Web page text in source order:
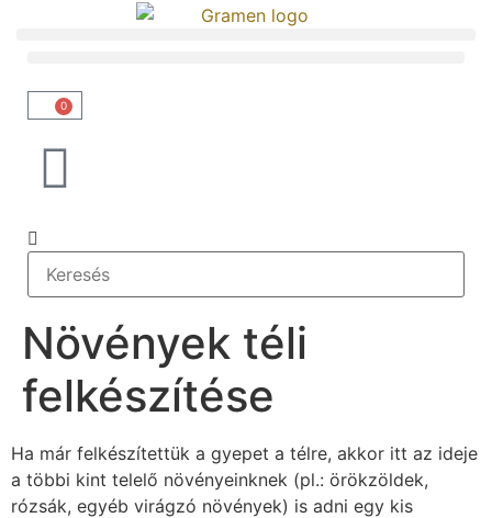
0
Növények téli
felkészítése
Ha már felkészítettük a gyepet a télre, akkor itt az ideje
a többi kint telelő növényeinknek (pl.: örökzöldek,
rózsák, egyéb virágzó növények) is adni egy kis